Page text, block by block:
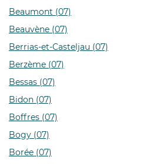
Beaumont (07)
Beauvène (07)
Berrias-et-Casteljau (07)
Berzème (07)
Bessas (07)
Bidon (07)
Boffres (07)
Bogy (07)
Borée (07)